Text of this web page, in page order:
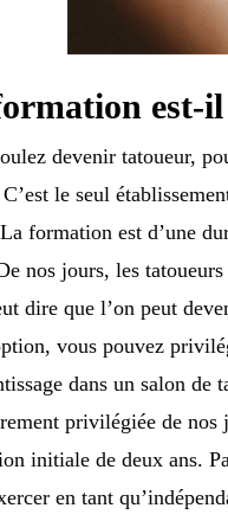
est-
devenir tatoueur,
le seul
formation est d’une
nos jours, les
dire que l’on peut
vous pouvez
dans un salon
privilégiée de nos
initiale de deux ans.
en tant